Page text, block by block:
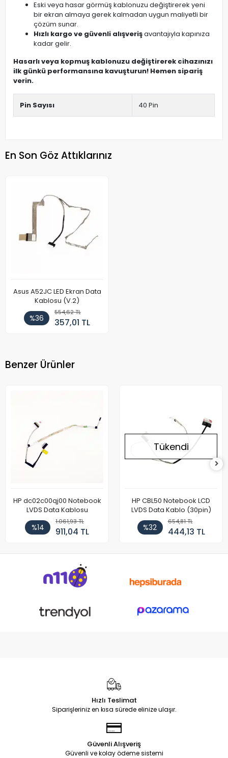
Eski veya hasar görmüş kablonuzu değiştirerek yeni
bir ekran almaya gerek kalmadan uygun maliyetli bir
çözüm sunar.
Hızlı kargo ve güvenli alışverişavantajıyla kapınıza
kadar gelir.
Hasarlı veya kopmuş kablonuzu değiştirerek cihazınızı
ilk günkü performansına kavuşturun! Hemen sipariş
verin.
Pin Sayısı 40 Pin
En Son Göz Attıklarınız
Asus A52JC LED Ekran Data
Kablosu (V.2)
%36
554,62 TL
357,01 TL
Benzer Ürünler
HP dc02c00qj00 Notebook
LVDS Data Kablosu
%14
1.061,93 TL
911,04 TL
Tükendi
HP CBL50 Notebook LCD
LVDS Data Kablo (30pin)
%32
654,81 TL
444,13 TL
Hızlı Teslimat
Siparişleriniz en kısa sürede elinize ulaşır.
Güvenli Alışveriş
Güvenli ve kolay ödeme sistemi